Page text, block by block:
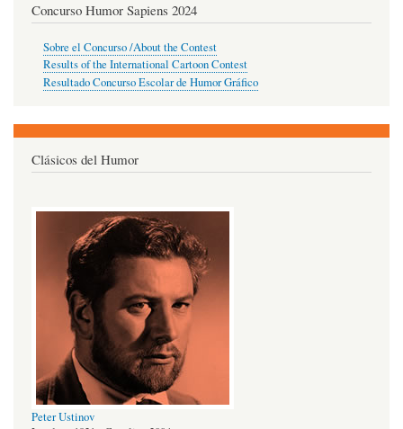
Concurso Humor Sapiens 2024
Sobre el Concurso /About the Contest
Results of the International Cartoon Contest
Resultado Concurso Escolar de Humor Gráfico
Clásicos del Humor
Peter Ustinov